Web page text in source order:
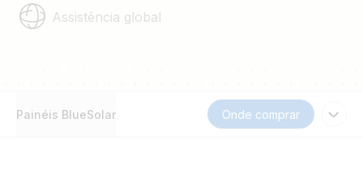
Assistência global
Painéis BlueSolar Onde comprar